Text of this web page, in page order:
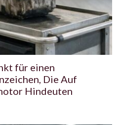
für einen
Die Auf
Hindeuten